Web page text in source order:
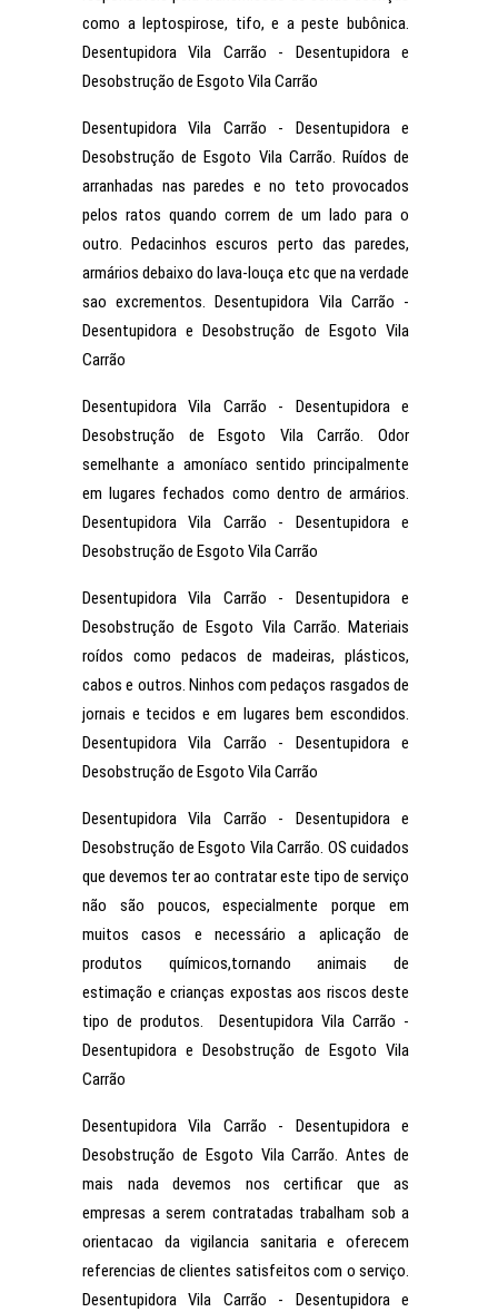
como a leptospirose, tifo, e a peste bubônica.
Desentupidora Vila Carrão - Desentupidora e
Desobstrução de Esgoto Vila Carrão
Desentupidora Vila Carrão - Desentupidora e
Desobstrução de Esgoto Vila Carrão. Ruídos de
arranhadas nas paredes e no teto provocados
pelos ratos quando correm de um lado para o
outro. Pedacinhos escuros perto das paredes,
armários debaixo do lava-louça etc que na verdade
sao excrementos. Desentupidora Vila Carrão -
Desentupidora e Desobstrução de Esgoto Vila
Carrão
Desentupidora Vila Carrão - Desentupidora e
Desobstrução de Esgoto Vila Carrão. Odor
semelhante a amoníaco sentido principalmente
em lugares fechados como dentro de armários.
Desentupidora Vila Carrão - Desentupidora e
Desobstrução de Esgoto Vila Carrão
Desentupidora Vila Carrão - Desentupidora e
Desobstrução de Esgoto Vila Carrão. Materiais
roídos como pedacos de madeiras, plásticos,
cabos e outros. Ninhos com pedaços rasgados de
jornais e tecidos e em lugares bem escondidos.
Desentupidora Vila Carrão - Desentupidora e
Desobstrução de Esgoto Vila Carrão
Desentupidora Vila Carrão - Desentupidora e
Desobstrução de Esgoto Vila Carrão. OS cuidados
que devemos ter ao contratar este tipo de serviço
não são poucos, especialmente porque em
muitos casos e necessário a aplicação de
produtos químicos,tornando animais de
estimação e crianças expostas aos riscos deste
tipo de produtos. Desentupidora Vila Carrão -
Desentupidora e Desobstrução de Esgoto Vila
Carrão
Desentupidora Vila Carrão - Desentupidora e
Desobstrução de Esgoto Vila Carrão. Antes de
mais nada devemos nos certificar que as
empresas a serem contratadas trabalham sob a
orientacao da vigilancia sanitaria e oferecem
referencias de clientes satisfeitos com o serviço.
Desentupidora Vila Carrão - Desentupidora e